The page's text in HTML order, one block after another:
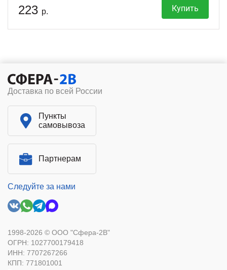
223 р. Купить
Доставка по всей России
Пункты
самовывоза
Партнерам
Следуйте за нами
1998-2026 © ООО "Сфера-2В"
ОГРН: 1027700179418
ИНН: 7707267266
КПП: 771801001